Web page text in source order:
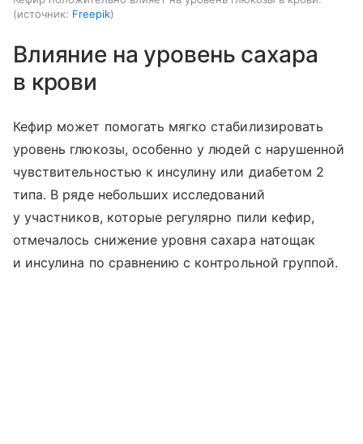
источник: Freepik
Влияние на уровень сахара
в крови
Кефир может помогать мягко стабилизировать
уровень глюкозы, особенно у людей с нарушенной
чувствительностью к инсулину или диабетом 2
типа. В ряде небольших исследований
у участников, которые регулярно пили кефир,
отмечалось снижение уровня сахара натощак
и инсулина по сравнению с контрольной группой.